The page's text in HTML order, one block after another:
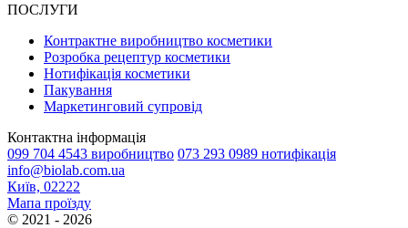
ПОСЛУГИ
Контрактне виробництво косметики
Розробка рецептур косметики
Нотифікація косметики
Пакування
Маркетинговий супровід
Контактна інформація
099 704 4543 виробництво 073 293 0989 нотифікація
info@biolab.com.ua
Київ, 02222
Мапа проїзду
© 2021 - 2026